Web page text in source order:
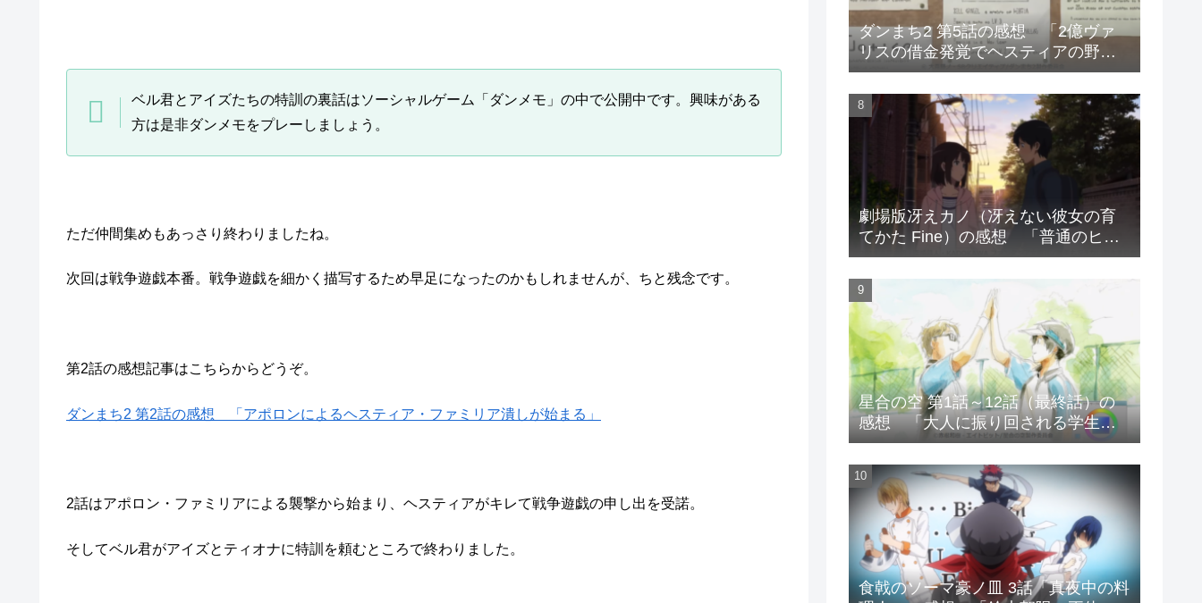
ベル君とアイズたちの特訓の裏話はソーシャルゲーム「ダンメモ」の中で公開中です。興味がある
方は是非ダンメモをプレーしましょう。
ただ仲間集めもあっさり終わりましたね。
次回は戦争遊戯本番。戦争遊戯を細かく描写するため早足になったのかもしれませんが、ちと残念です。
第2話の感想記事はこちらからどうぞ。
ダンまち2 第2話の感想 「アポロンによるヘスティア・ファミリア潰しが始まる」
2話はアポロン・ファミリアによる襲撃から始まり、ヘスティアがキレて戦争遊戯の申し出を受諾。
そしてベル君がアイズとティオナに特訓を頼むところで終わりました。
ダンまち2 第5話の感想 「2億ヴァ
リスの借金発覚でヘスティアの野望
は潰えた」
劇場版冴えカノ（冴えない彼女の育
てかた Fine）の感想 「普通のヒロ
インが特別なヒロインたちに勝利す
るお話」
星合の空 第1話～12話（最終話）の
感想 「大人に振り回される学生の
物語?」
食戟のソーマ豪ノ皿 3話「真夜中の料